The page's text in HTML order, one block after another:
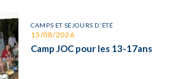
CAMPS ET SÉJOURS D'ÉTÉ
15/08/2026
Camp JOC pour les 13-17ans